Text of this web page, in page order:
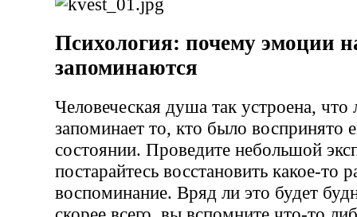
Психология: почему эмоции
запоминаются
Человеческая душа так устроена, что
запоминает то, кто было воспринято
состоянии. Проведите небольшой
постарайтесь восстановить какое-то
воспоминание. Вряд ли это будет